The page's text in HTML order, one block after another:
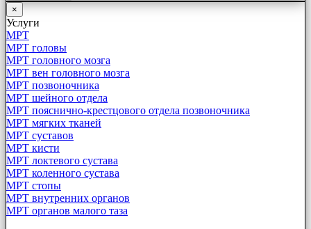
×
Услуги
МРТ
МРТ головы
МРТ головного мозга
МРТ вен головного мозга
МРТ позвоночника
МРТ шейного отдела
МРТ пояснично-крестцового отдела позвоночника
МРТ мягких тканей
МРТ суставов
МРТ кисти
МРТ локтевого сустава
МРТ коленного сустава
МРТ стопы
МРТ внутренних органов
МРТ органов малого таза